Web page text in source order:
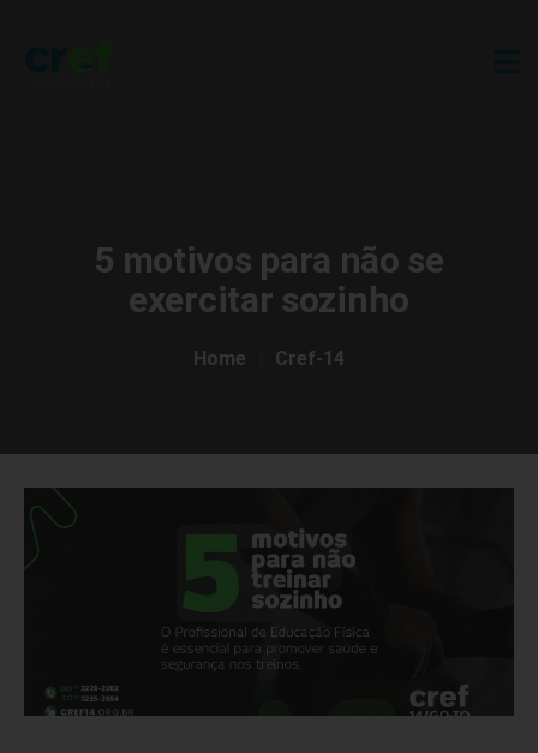
5 motivos para não se
exercitar sozinho
Home Cref-14